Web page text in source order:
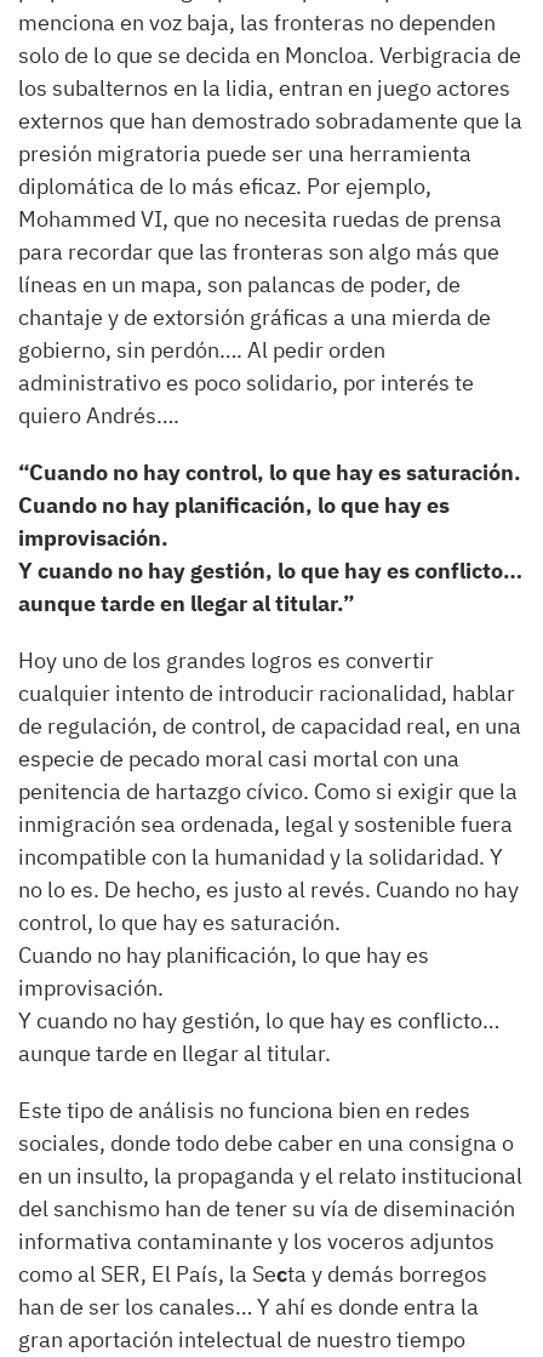
menciona en voz baja, las fronteras no dependen
solo de lo que se decida en Moncloa. Verbigracia de
los subalternos en la lidia, entran en juego actores
externos que han demostrado sobradamente que la
presión migratoria puede ser una herramienta
diplomática de lo más eficaz. Por ejemplo,
Mohammed VI, que no necesita ruedas de prensa
para recordar que las fronteras son algo más que
líneas en un mapa, son palancas de poder, de
chantaje y de extorsión gráficas a una mierda de
gobierno, sin perdón…. Al pedir orden
administrativo es poco solidario, por interés te
quiero Andrés….
“Cuando no hay control, lo que hay es saturación.
Cuando no hay planificación, lo que hay es
improvisación.
Y cuando no hay gestión, lo que hay es conflicto…
aunque tarde en llegar al titular.”
Hoy uno de los grandes logros es convertir
cualquier intento de introducir racionalidad, hablar
de regulación, de control, de capacidad real, en una
especie de pecado moral casi mortal con una
penitencia de hartazgo cívico. Como si exigir que la
inmigración sea ordenada, legal y sostenible fuera
incompatible con la humanidad y la solidaridad. Y
no lo es. De hecho, es justo al revés. Cuando no hay
control, lo que hay es saturación.
Cuando no hay planificación, lo que hay es
improvisación.
Y cuando no hay gestión, lo que hay es conflicto…
aunque tarde en llegar al titular.
Este tipo de análisis no funciona bien en redes
sociales, donde todo debe caber en una consigna o
en un insulto, la propaganda y el relato institucional
del sanchismo han de tener su vía de diseminación
informativa contaminante y los voceros adjuntos
como al SER, El País, la Secta y demás borregos
han de ser los canales… Y ahí es donde entra la
gran aportación intelectual de nuestro tiempo